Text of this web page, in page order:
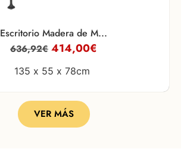
Escritorio Madera de M...
636,92€ 414,00€
135 x 55 x 78cm
VER MÁS